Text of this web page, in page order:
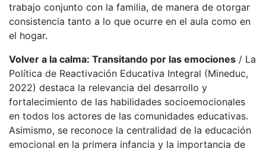
trabajo conjunto con la familia, de manera de otorgar
consistencia tanto a lo que ocurre en el aula como en
el hogar.
Volver a la calma: Transitando por las emociones / La
Política de Reactivación Educativa Integral (Mineduc,
2022) destaca la relevancia del desarrollo y
fortalecimiento de las habilidades socioemocionales
en todos los actores de las comunidades educativas.
Asimismo, se reconoce la centralidad de la educación
emocional en la primera infancia y la importancia de